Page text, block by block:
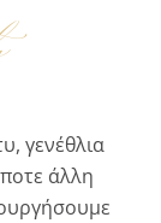
γενέθλια
άλλη